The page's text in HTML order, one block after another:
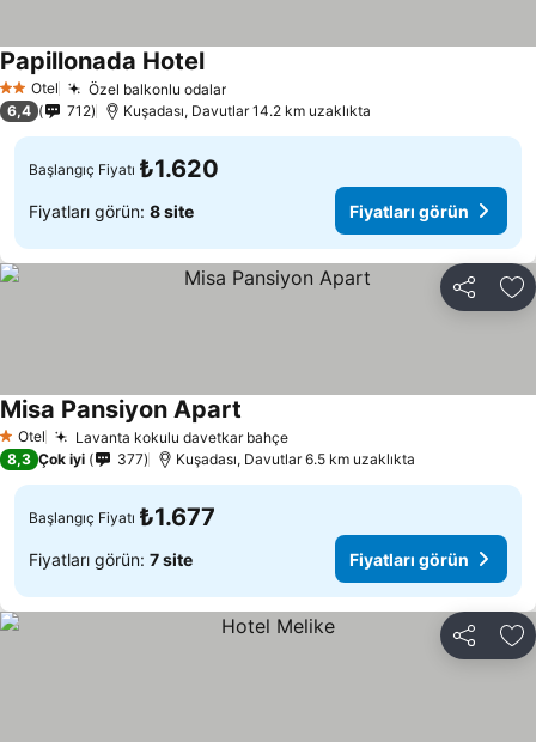
2 Yıldız
Otel Özel balkonlu odalarFiyatları görün
Papillonada HotelFiyatları görün
6,4 712 Kuşadası, Davutlar 14.2 km uzaklıkta
Başlangıç Fiyatı ₺1.620
Fiyatları görün: 8 site Fiyatları görün
Paylaş
1 Yıldız
Otel Lavanta kokulu davetkar bahçeFiyatları görün
Misa Pansiyon Apart
8,3 Çok iyi 377 Kuşadası, Davutlar 6.5 km uzaklıkta
Başlangıç Fiyatı ₺1.677
Fiyatları görün: 7 site Fiyatları görün
Paylaş